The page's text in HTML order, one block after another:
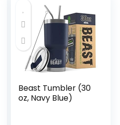
Beast Tumbler (30
oz, Navy Blue)